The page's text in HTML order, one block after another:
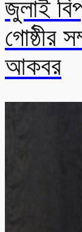
জুলাই
গোষ্ঠীর
আকবর